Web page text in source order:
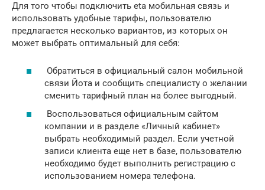
Для того чтобы подключить eta мобильная связь и
использовать удобные тарифы, пользователю
предлагается несколько вариантов, из которых он
может выбрать оптимальный для себя:
Обратиться в официальный салон мобильной
связи Йота и сообщить специалисту о желании
сменить тарифный план на более выгодный.
Воспользоваться официальным сайтом
компании и в разделе «Личный кабинет»
выбрать необходимый раздел. Если учетной
записи клиента еще нет в базе, пользователю
необходимо будет выполнить регистрацию с
использованием номера телефона.